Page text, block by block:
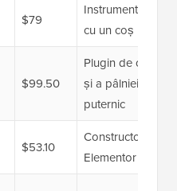
$79
Instrument
cu un coș lateral
$99.50
Plugin de
și a pâlniei de
puternic
$53.10
Constructor
Elementor cu